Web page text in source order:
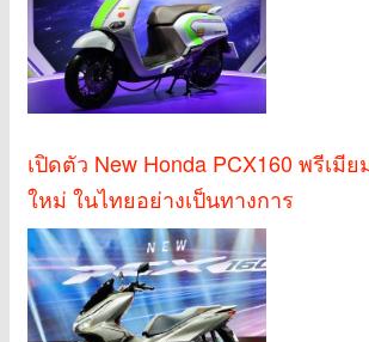
เปิดตัว New Honda PCX160 พรีเมี
ใหม่ ในไทยอย่างเป็นทางการ